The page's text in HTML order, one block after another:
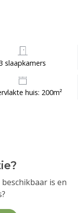
slaapkamers
huis: 200m²
is en